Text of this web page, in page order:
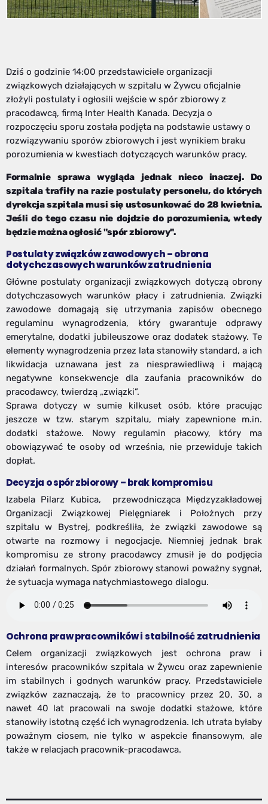
Dziś o godzinie 14:00 przedstawiciele organizacji
związkowych działających w szpitalu w Żywcu oficjalnie
złożyli postulaty i ogłosili wejście w spór zbiorowy z
pracodawcą, firmą Inter Health Kanada. Decyzja o
rozpoczęciu sporu została podjęta na podstawie ustawy o
rozwiązywaniu sporów zbiorowych i jest wynikiem braku
porozumienia w kwestiach dotyczących warunków pracy.
Formalnie sprawa wygląda jednak nieco inaczej. Do
szpitala trafiły na razie postulaty personelu, do których
dyrekcja szpitala musi się ustosunkować do 28 kwietnia.
Jeśli do tego czasu nie dojdzie do porozumienia, wtedy
będzie można ogłosić "spór zbiorowy".
Postulaty związków zawodowych – obrona
dotychczasowych warunków zatrudnienia
Główne postulaty organizacji związkowych dotyczą obrony
dotychczasowych warunków płacy i zatrudnienia. Związki
zawodowe domagają się utrzymania zapisów obecnego
regulaminu wynagrodzenia, który gwarantuje odprawy
emerytalne, dodatki jubileuszowe oraz dodatek stażowy. Te
elementy wynagrodzenia przez lata stanowiły standard, a ich
likwidacja uznawana jest za niesprawiedliwą i mającą
negatywne konsekwencje dla zaufania pracowników do
pracodawcy, twierdzą „związki”.
Sprawa dotyczy w sumie kilkuset osób, które pracując
jeszcze w tzw. starym szpitalu, miały zapewnione m.in.
dodatki stażowe. Nowy regulamin płacowy, który ma
obowiązywać te osoby od września, nie przewiduje takich
dopłat.
Decyzja o spór zbiorowy – brak kompromisu
Izabela Pilarz Kubica, przewodnicząca Międzyzakładowej
Organizacji Związkowej Pielęgniarek i Położnych przy
szpitalu w Bystrej, podkreśliła, że związki zawodowe są
otwarte na rozmowy i negocjacje. Niemniej jednak brak
kompromisu ze strony pracodawcy zmusił je do podjęcia
działań formalnych. Spór zbiorowy stanowi poważny sygnał,
że sytuacja wymaga natychmiastowego dialogu.
Ochrona praw pracowników i stabilność zatrudnienia
Celem organizacji związkowych jest ochrona praw i
interesów pracowników szpitala w Żywcu oraz zapewnienie
im stabilnych i godnych warunków pracy. Przedstawiciele
związków zaznaczają, że to pracownicy przez 20, 30, a
nawet 40 lat pracowali na swoje dodatki stażowe, które
stanowiły istotną część ich wynagrodzenia. Ich utrata byłaby
poważnym ciosem, nie tylko w aspekcie finansowym, ale
także w relacjach pracownik-pracodawca.